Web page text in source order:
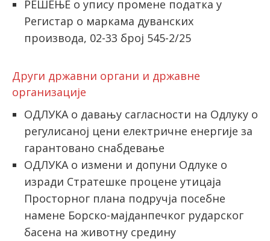
РЕШЕЊЕ о упису промене податка у
Регистар о маркама дуванских
производа, 02-33 број 545-2/25
Други државни органи и државне
организације
ОДЛУКА о давању сагласности на Одлуку о
регулисаној цени електричне енергије за
гарантовано снабдевање
ОДЛУКА о измени и допуни Одлуке о
изради Стратешке процене утицаја
Просторног плана подручја посебне
намене Борско-мајданпечког рударског
басена на животну средину